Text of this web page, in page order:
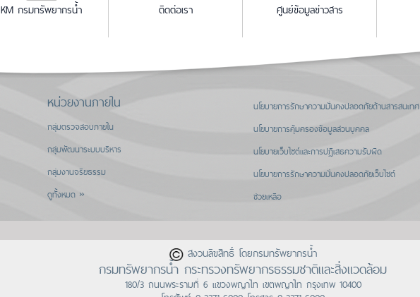
KM กรมทรัพยากรน้ำ ติดต่อเรา ศูนย์ข้อมูลข่าวสาร
หน่วยงานภายใน
กลุ่มตรวจสอบภายใน
กลุ่มพัฒนาระบบบริหาร
กลุ่มงานจริยธรรม
ดูทั้งหมด »
นโยบายการรักษาความมั่นคงปลอดภัยด้านสารสนเทศ
นโยบายการคุ้มครองข้อมูลส่วนบุคคล
นโยบายเว็บไซต์และการปฏิเสธความรับผิด
นโยบายการรักษาความมั่นคงปลอดภัยเว็บไซต์
ช่วยเหลือ
สงวนลิขสิทธิ์ โดยกรมทรัพยากรน้ำ
กรมทรัพยากรน้ำ กระทรวงทรัพยากรธรรมชาติและสิ่งแวดล้อม
180/3 ถนนพระรามที่ 6 แขวงพญาไท เขตพญาไท กรุงเทพ 10400